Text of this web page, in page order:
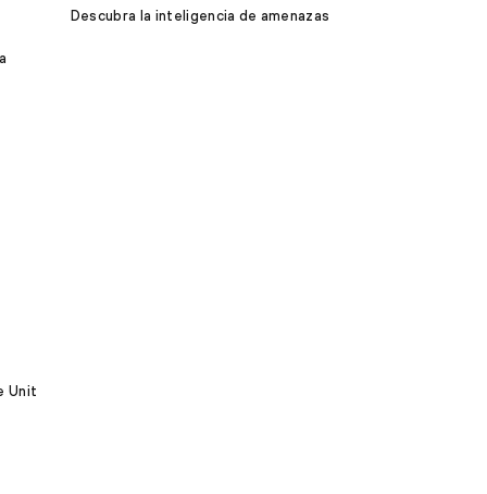
Unit
Descubra la inteligencia de amenazas